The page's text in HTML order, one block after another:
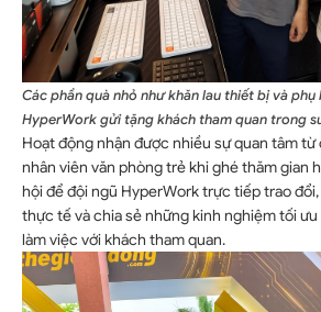
Các phần quà nhỏ như khăn lau thiết bị và
HyperWork gửi tặng khách tham quan trong
Hoạt động nhận được nhiều sự quan tâm từ
nhân viên văn phòng trẻ khi ghé thăm gian
hội để đội ngũ HyperWork trực tiếp trao
thực tế và chia sẻ những kinh nghiệm tối
làm việc với khách tham quan.